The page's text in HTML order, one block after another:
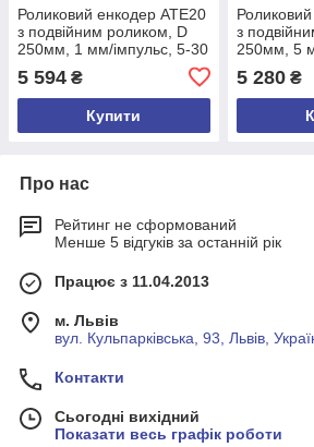
Роликовий енкодер ATE20
з подвійним роликом, D
250мм, 1 мм/імпульс, 5-30
VDC, A,/A,B,/B,Z,/Z, кабель
3м
5 594 ₴
Купити
з
250мм, 5
VDC, A,/
3м
5 280₴
Про нас
Рейтинг не сформований
Менше 5 відгуків за останній рік
Працює з 11.04.2013
м. Львів
вул. Кульпарківська, 93, Львів,
Контакти
Сьогодні вихідний
Показати весь графік роботи